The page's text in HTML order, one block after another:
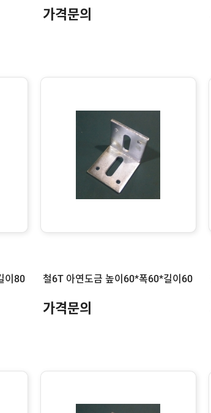
가격문의
이80 철6T 아연도금 높이60*폭60*길이60
가격문의